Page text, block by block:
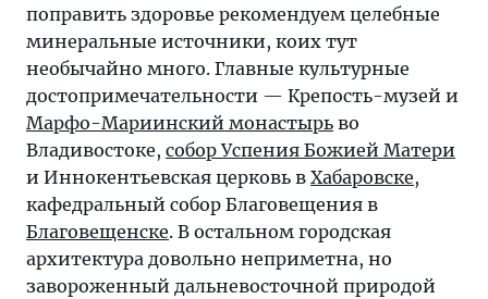
поправить здоровье рекомендуем целебные
минеральные источники, коих тут
необычайно много. Главные культурные
достопримечательности — Крепость-музей и
Марфо-Мариинский монастырь во
Владивостоке, собор Успения Божией Матери
и Иннокентьевская церковь в Хабаровске,
кафедральный собор Благовещения в
Благовещенске. В остальном городская
архитектура довольно неприметна, но
завороженный дальневосточной природой